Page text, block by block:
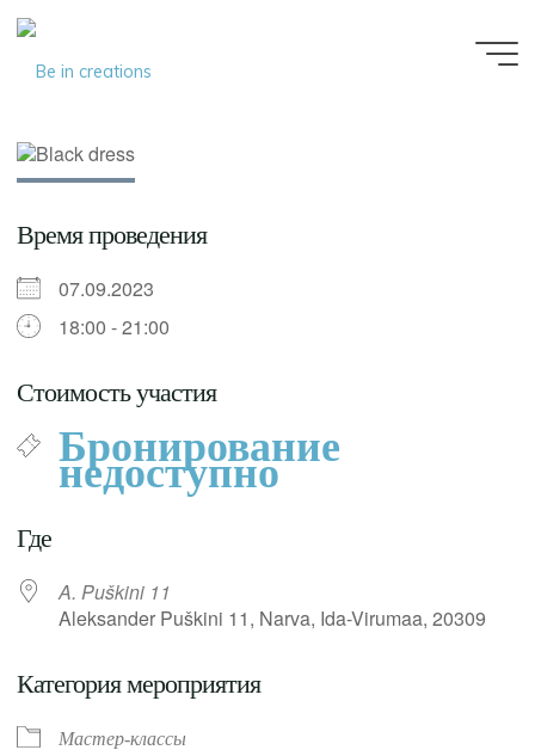
Время проведения
07.09.2023
18:00 - 21:00
Стоимость участия
Бронирование
недоступно
Где
A. Puškini 11
Aleksander Puškini 11, Narva, Ida-Virumaa, 20309
Категория мероприятия
Мастер-классы